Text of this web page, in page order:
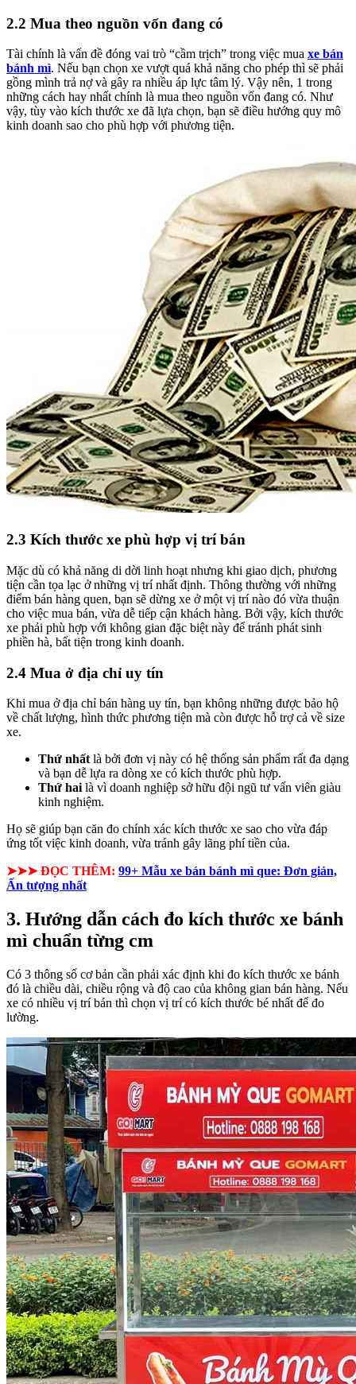
2.2 Mua theo nguồn vốn đang có
Tài chính là vấn đề đóng vai trò “cầm trịch” trong việc mua xe bán
bánh mì. Nếu bạn chọn xe vượt quá khả năng cho phép thì sẽ phải
gồng mình trả nợ và gây ra nhiều áp lực tâm lý. Vậy nên, 1 trong
những cách hay nhất chính là mua theo nguồn vốn đang có. Như
vậy, tùy vào kích thước xe đã lựa chọn, bạn sẽ điều hướng quy mô
kinh doanh sao cho phù hợp với phương tiện.
2.3 Kích thước xe phù hợp vị trí bán
Mặc dù có khả năng di dời linh hoạt nhưng khi giao dịch, phương
tiện cần tọa lạc ở những vị trí nhất định. Thông thường với những
điểm bán hàng quen, bạn sẽ dừng xe ở một vị trí nào đó vừa thuận
cho việc mua bán, vừa dễ tiếp cận khách hàng. Bởi vậy, kích thước
xe phải phù hợp với không gian đặc biệt này để tránh phát sinh
phiền hà, bất tiện trong kinh doanh.
2.4 Mua ở địa chỉ uy tín
Khi mua ở địa chỉ bán hàng uy tín, bạn không những được bảo hộ
về chất lượng, hình thức phương tiện mà còn được hỗ trợ cả về size
xe.
Thứ nhất là bởi đơn vị này có hệ thống sản phẩm rất đa dạng
và bạn dễ lựa ra dòng xe có kích thước phù hợp.
Thứ hai là vì doanh nghiệp sở hữu đội ngũ tư vấn viên giàu
kinh nghiệm.
Họ sẽ giúp bạn căn đo chính xác kích thước xe sao cho vừa đáp
ứng tốt việc kinh doanh, vừa tránh gây lãng phí tiền của.
➤➤➤ ĐỌC THÊM: 99+ Mẫu xe bán bánh mì que: Đơn giản,
Ấn tượng nhất
3. Hướng dẫn cách đo kích thước xe bánh
mì chuẩn từng cm
Có 3 thông số cơ bản cần phải xác định khi đo kích thước xe bánh
đó là chiều dài, chiều rộng và độ cao của không gian bán hàng. Nếu
xe có nhiều vị trí bán thì chọn vị trí có kích thước bé nhất để đo
lường.